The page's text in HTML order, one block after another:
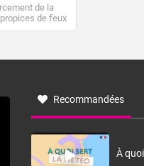
de la
de feux
? Quelles sont
Roussillon à la
d’où
Recommandées
À